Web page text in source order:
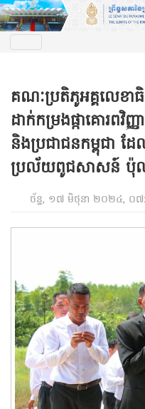
គណៈប្រតិភូអគ្គលេខាធិ
ដាក់កម្រងផ្កាគោរពវិញ្
និងប្រជាជនកម្ពុជា ដ
ប្រល័យពូជសាសន៍ ប៉ុ
ច័ន្ទ, ១៧ មិថុនា ២០២៤, ០៧